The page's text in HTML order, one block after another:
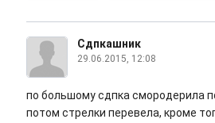
Сдпкашник
29.06.2015, 12:08
по большому сдпка смородерила
потом стрелки перевела, кроме